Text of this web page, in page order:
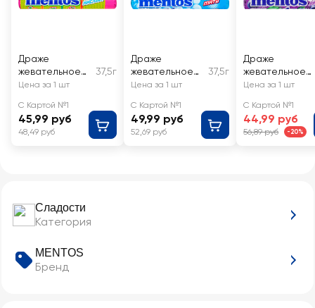
Сладости
Категория
MENTOS
Бренд
Драже
жевательное
MENTOS
37,5г
Цена за 1 шт
С Картой №1
45,99 руб
48,49 руб
Драже
жевательное
MENTOS со
37,5г
Цена за 1 шт
С Картой №1
49,99 руб
52,69 руб
Драже
жевательное
MENTOS
Цена за 1 шт
С Картой №1
44,99 руб
56,89 руб -20%